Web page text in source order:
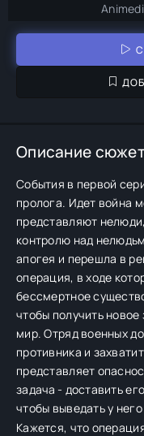
Описание
События в первой
пролога. Идет война
представляют
контролю над
апогея и перешла в
операция, в ходе
бессмертное
чтобы получить
мир. Отряд военных
противника и
представляет
задача - доставить
чтобы выведать у
Кажется, что